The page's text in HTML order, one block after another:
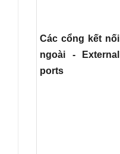
Các cổng kết nối
ngoài - External
ports